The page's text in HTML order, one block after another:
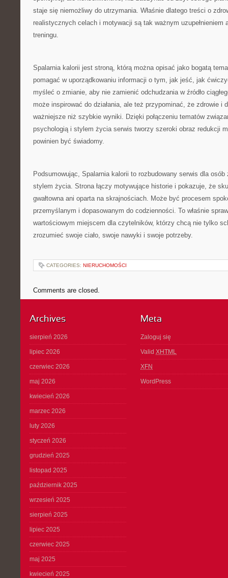
staje się niemożliwy do utrzymania. Właśnie dlatego treści o
realistycznych celach i motywacji są tak ważnym uzupełnieniem
treningu.
Spalarnia kalorii jest stroną, którą można opisać jako bogatą
pomagać w uporządkowaniu informacji o tym, jak jeść, jak
myśleć o zmianie, aby nie zamienić odchudzania w źródło
może inspirować do działania, ale też przypominać, że zdrowie i
ważniejsze niż szybkie wyniki. Dzięki połączeniu tematów
psychologią i stylem życia serwis tworzy szeroki obraz redukcji
powinien być świadomy.
Podsumowując, Spalarnia kalorii to rozbudowany serwis dla
stylem życia. Strona łączy motywujące historie i pokazuje, że
gwałtowna ani oparta na skrajnościach. Może być procesem
przemyślanym i dopasowanym do codzienności. To właśnie
wartościowym miejscem dla czytelników, którzy chcą nie tylko
zrozumieć swoje ciało, swoje nawyki i swoje potrzeby.
CATEGORIES: NIERUCHOMOŚCI
Comments are closed.
Archives
sierpień 2026
lipiec 2026
czerwiec 2026
maj 2026
kwiecień 2026
marzec 2026
luty 2026
styczeń 2026
grudzień 2025
listopad 2025
październik 2025
wrzesień 2025
sierpień 2025
lipiec 2025
czerwiec 2025
maj 2025
kwiecień 2025
Meta
Zaloguj się
Valid XHTML
XFN
WordPress